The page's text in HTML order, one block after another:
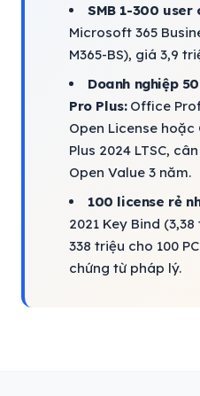
SMB 1-300 user
Microsoft 365
M365-BS), giá 3,9
Doanh nghiệp
Pro Plus:Office
Open License
Plus 2024 LTSC,
Open Value 3 năm.
100 license rẻ
2021 Key Bind
338 triệu cho 100
chứng từ pháp lý.